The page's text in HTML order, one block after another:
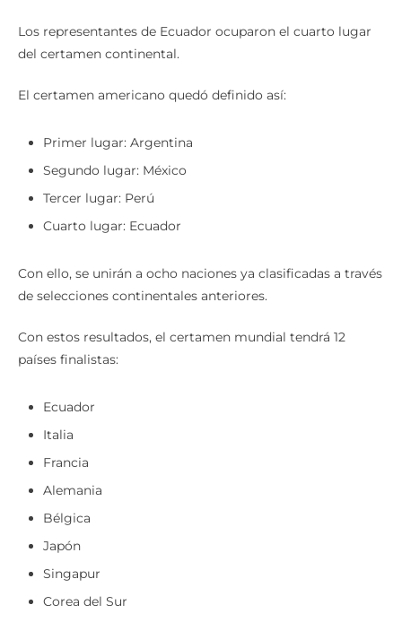
Los representantes de Ecuador ocuparon el cuarto lugar
del certamen continental.
El certamen americano quedó definido así:
Primer lugar: Argentina
Segundo lugar: México
Tercer lugar: Perú
Cuarto lugar: Ecuador
Con ello, se unirán a ocho naciones ya clasificadas a través
de selecciones continentales anteriores.
Con estos resultados, el certamen mundial tendrá 12
países finalistas:
Ecuador
Italia
Francia
Alemania
Bélgica
Japón
Singapur
Corea del Sur